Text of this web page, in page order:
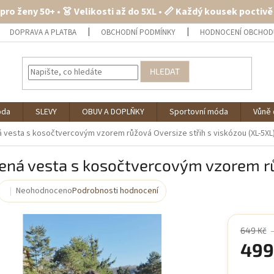
ženy 50+ • 👗 Velikosti až do 5XL • 📏 Každý kousek
DOPRAVA A PLATBA OBCHODNÍ PODMÍNKY HODNOCENÍ
HLEDAT
SLEVY OBUV A DOPLŇKY Sportovní móda
vesta s kosočtvercovým vzorem růžová Oversize střih s viskózou (XL-5XL)
vesta s kosočtvercovým vzorem
Průměrné
0,0
NeohodnocenoPodrobnosti hodnocení
649 Kč